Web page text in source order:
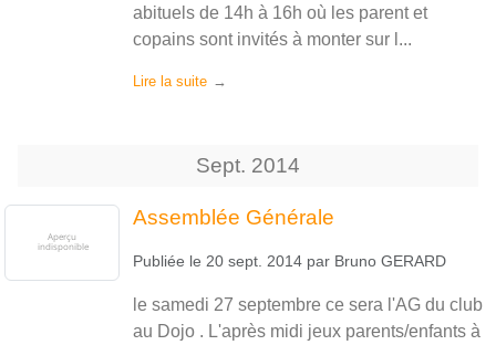
abituels de 14h à 16h où les parent et
copains sont invités à monter sur l...
Lire la suite
Sept. 2014
Assemblée Générale
Publiée le 20 sept. 2014 par Bruno GERARD
le samedi 27 septembre ce sera l'AG du club
au Dojo . L'après midi jeux parents/enfants à